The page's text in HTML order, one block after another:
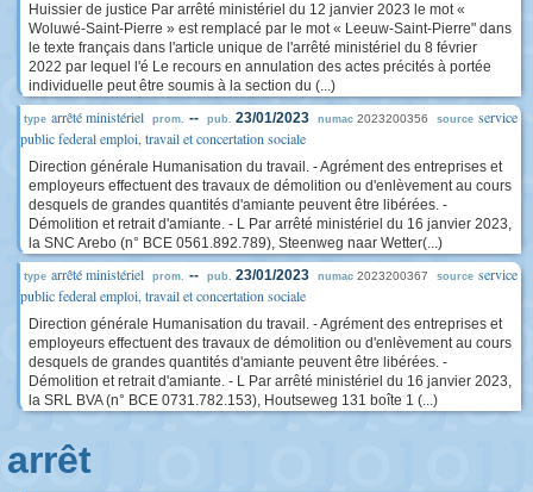
Huissier de justice Par arrêté ministériel du 12 janvier 2023 le mot «
Woluwé-Saint-Pierre » est remplacé par le mot « Leeuw-Saint-Pierre" dans
le texte français dans l'article unique de l'arrêté ministériel du 8 février
2022 par lequel l'é Le recours en annulation des actes précités à portée
individuelle peut être soumis à la section du (...)
type arrêté ministériel prom. -- pub. 23/01/2023 numac 2023200356 source service
public federal emploi, travail et concertation sociale
Direction générale Humanisation du travail. - Agrément des entreprises et
employeurs effectuent des travaux de démolition ou d'enlèvement au cours
desquels de grandes quantités d'amiante peuvent être libérées. -
Démolition et retrait d'amiante. - L Par arrêté ministériel du 16 janvier 2023,
la SNC Arebo (n° BCE 0561.892.789), Steenweg naar Wetter(...)
type arrêté ministériel prom. -- pub. 23/01/2023 numac 2023200367 source service
public federal emploi, travail et concertation sociale
Direction générale Humanisation du travail. - Agrément des entreprises et
employeurs effectuent des travaux de démolition ou d'enlèvement au cours
desquels de grandes quantités d'amiante peuvent être libérées. -
Démolition et retrait d'amiante. - L Par arrêté ministériel du 16 janvier 2023,
la SRL BVA (n° BCE 0731.782.153), Houtseweg 131 boîte 1 (...)
arrêt